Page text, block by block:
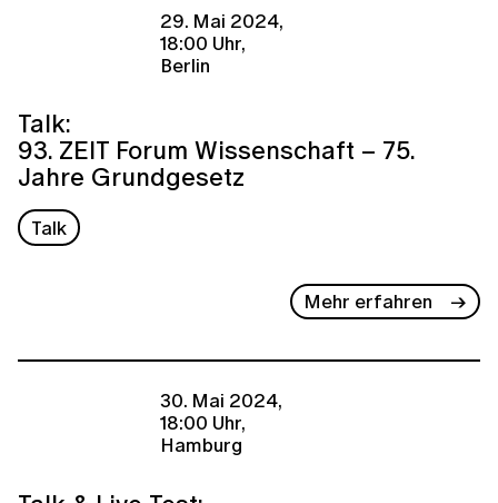
29. Mai 2024,
18:00 Uhr,
Berlin
Talk:
93. ZEIT Forum Wissenschaft – 75.
Jahre Grundgesetz
Talk
Mehr erfahren
30. Mai 2024,
18:00 Uhr,
Hamburg